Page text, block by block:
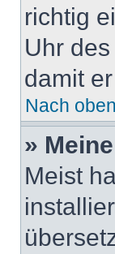
richtig
Uhr
damit
Nach oben
»
Meist